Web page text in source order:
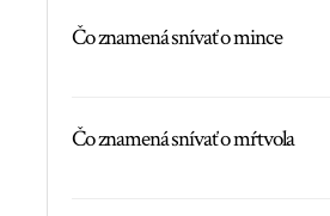
Čo znamená snívať o mince
Čo znamená snívať o mŕtvola